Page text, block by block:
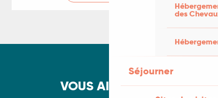
des
Séjourner
VOUS AIMEREZ...